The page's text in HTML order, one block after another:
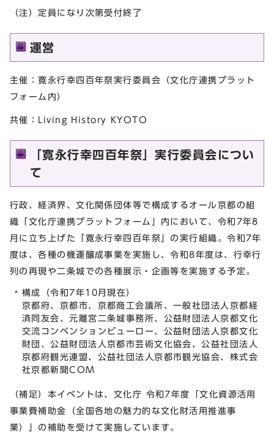
（注）定員になり次第受付終了
運営
主催：寛永行幸四百年祭実行委員会（文化庁連携プラット
フォーム内）
共催：Living History KYOTO
「寛永行幸四百年祭」実行委員会につい
て
行政、経済界、文化関係団体等で構成するオール京都の組
織「文化庁連携プラットフォーム」内において、令和7年8
月に立ち上げた「寛永行幸四百年祭」の実行組織。令和7年
度は、各種の機運醸成事業を実施し、令和8年度は、行幸行
列の再現や二条城での各種展示・企画等を実施する予定。
構成（令和7年10月現在）
京都府、京都市、京都商工会議所、一般社団法人京都経
済同友会、元離宮二条城事務所、公益財団法人京都文化
交流コンベンションビューロー、公益財団法人京都文化
財団、公益財団法人京都市芸術文化協会、公益社団法人
京都府観光連盟、公益社団法人京都市観光協会、株式会
社京都新聞COM
（補足）本イベントは、文化庁 令和7年度「文化資源活用
事業費補助金（全国各地の魅力的な文化財活用推進事
業）」の補助を受けて実施しています。